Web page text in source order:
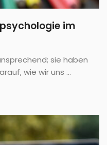
im
sie haben
wie wir uns ...